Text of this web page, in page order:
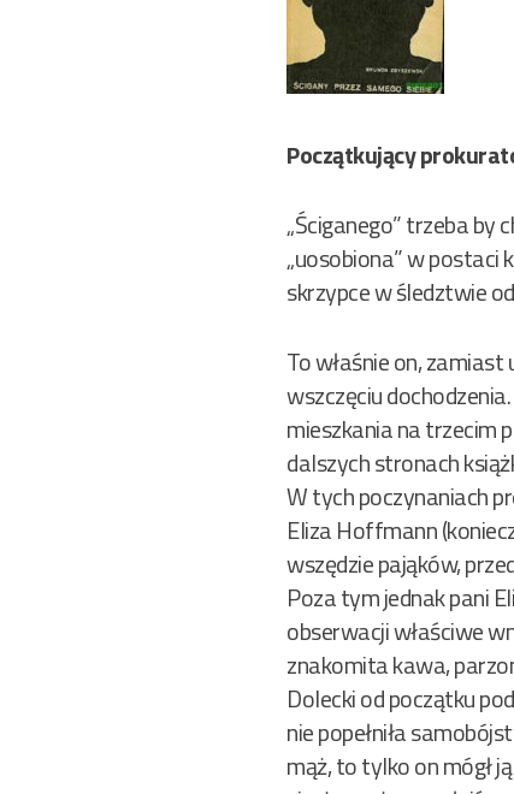
Początkujący
„Ściganego” trzeba by
„uosobiona” w postaci
skrzypce w śledztwie
To właśnie on,
wszczęciu
mieszkania na trzecim
dalszych stronach
W tych poczynaniach
Eliza Hoffmann
wszędzie pająków,
Poza tym jednak pani
obserwacji właściwe
znakomita kawa,
Dolecki od początku
nie popełniła
mąż, to tylko on mógł